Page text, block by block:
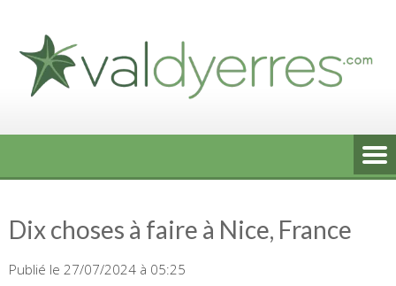
content
Dix choses à faire à Nice, France
Publié le 27/07/2024 à 05:25